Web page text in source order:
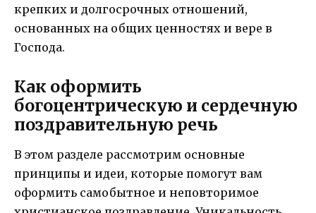
крепких и долгосрочных отношений,
основанных на общих ценностях и вере в
Господа.
Как оформить
богоцентрическую и сердечную
поздравительную речь
В этом разделе рассмотрим основные
принципы и идеи, которые помогут вам
оформить самобытное и неповторимое